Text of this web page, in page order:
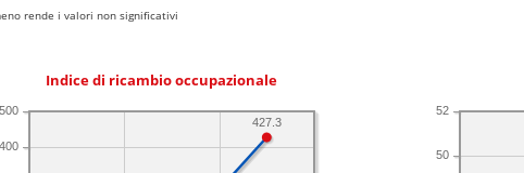
rende i valori non significativi
Indice di ricambio occupazionale
400
500
427.3
50
52